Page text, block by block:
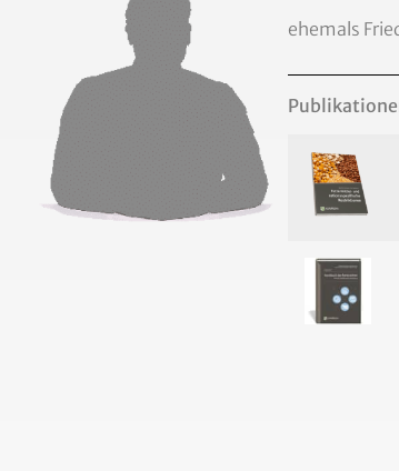
ehemals